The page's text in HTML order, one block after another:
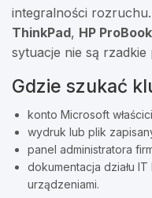
integralności
ThinkPad, HP ProBook
sytuacje nie są
Gdzie szukać
konto Microsoft
wydruk lub plik
panel administratora
dokumentacja działu
urządzeniami.